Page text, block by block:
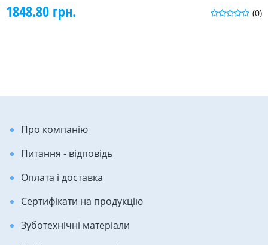
(0)
1848.80 грн.
Про компанію
Питання - відповідь
Оплата і доставка
Сертифікати на продукцію
Зуботехнічні матеріали